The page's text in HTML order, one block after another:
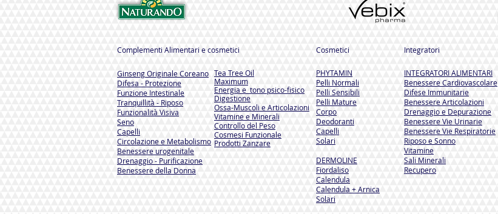
Complementi Alimentari e cosmetici
Ginseng Originale Coreano
Difesa - Protezione
Funzione Intestinale
Tranquillità - Riposo
Funzionalità Visiva
Seno
Capelli
Circolazione e Metabolismo
Benessere urogenitale
Drenaggio - Purificazione
Benessere della Donna
Tea Tree Oil
Maximum
Energia e tono psico-fisico
Digestione
Ossa-Muscoli e Articolazioni
Vitamine e Minerali
Controllo del Peso
Cosmesi Funzionale
Prodotti Zanzare
Cosmetici Integratori
PHYTAMIN
Pelli Normali
Pelli Sensibili
Pelli Mature
Corpo
Deodoranti
Capelli
Solari
DERMOLINE
Fiordaliso
Calendula
Calendula + Arnica
Solari
INTEGRATORI ALIMENTARI
Benessere Cardiovascolare
Difese Immunitarie
Benessere Articolazioni
Drenaggio e Depurazione
Benessere Vie Urinarie
Benessere Vie Respiratorie
Riposo e Sonno
Vitamine
Sali Minerali
Recupero